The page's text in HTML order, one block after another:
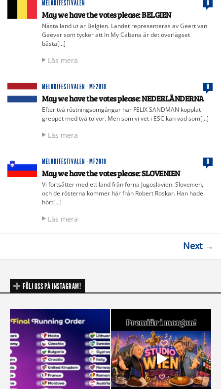
MELODIFESTIVALEN 0
May we have the votes please: BELGIEN
Nästa land ut är Belgien. Landet representeras av Geert van
Gaever som tycker att In My Cabana är det överlägset
bästa[…]
Läs mera
MELODIFESTIVALEN · MF2018 0
May we have the votes please: NEDERLÄNDERNA
Efter två röstningsomgångar har FELIX SANDMAN kopplat
greppet med två tolvor. Men som vi vet i ESC kan vad som[…]
Läs mera
MELODIFESTIVALEN · MF2018 0
May we have the votes please: SLOVENIEN
Vi fortsätter med ett land från forna Jugoslavien: Slovenien,
och de rösterna kommer här från Robert Roskar. Han hade
hört[…]
Läs mera
Next →
FÖLJ OSS PÅ INSTAGRAM!